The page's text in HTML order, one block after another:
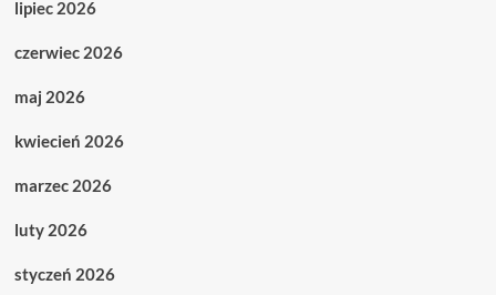
lipiec 2026
czerwiec 2026
maj 2026
kwiecień 2026
marzec 2026
luty 2026
styczeń 2026